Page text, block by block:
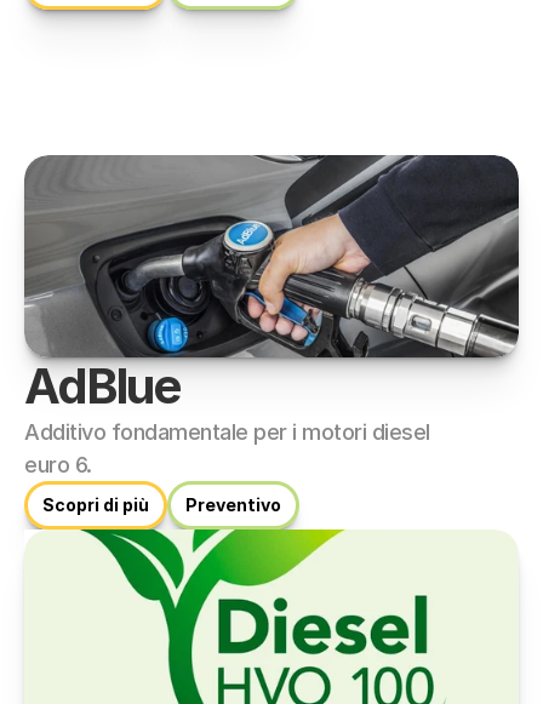
AdBlue
Additivo fondamentale per i motori diesel
euro 6.
Scopri di più Preventivo